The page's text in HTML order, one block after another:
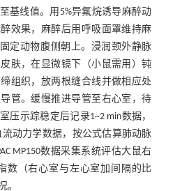
基线值。用5%异氟烷诱导麻醉动
效果，麻醉后用呼吸面罩维持麻
定动物腹侧朝上。浸润颈外静脉
肤，在显微镜下（小鼠需用）钝
组织，放两根缝合线并做相应处
管。缓慢推进导管至右心室，待
压示踪稳定后记录1~2 min数据，
流动力学数据，按公式估算肺动脉
MP150数据采集系统评估大鼠右
数（右心室与左心室加间隔的比
。